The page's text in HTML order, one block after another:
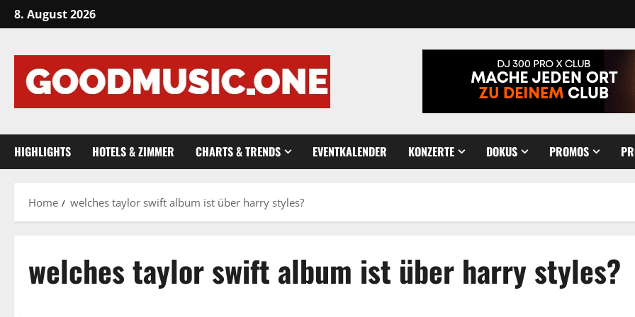
Skip
to
8. August 2026
HIGHLIGHTS HOTELS & ZIMMER CHARTS & TRENDS EVENTKALENDER KONZERTE DOKUS PROMOS
Home welches taylor swift album ist über harry styles?
welches taylor swift album ist über harry styles?